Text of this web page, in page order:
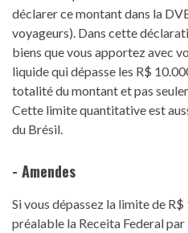
déclarer ce montant dans la
voyageurs). Dans cette
biens que vous apportez avec
liquide qui dépasse les R$
totalité du montant et pas
Cette limite quantitative est
du Brésil.
- Amendes
Si vous dépassez la limite de
préalable la Receita Federal